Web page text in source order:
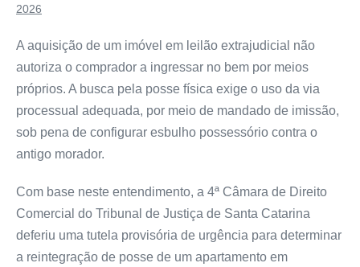
2026
A aquisição de um imóvel em leilão extrajudicial não
autoriza o comprador a ingressar no bem por meios
próprios. A busca pela posse física exige o uso da via
processual adequada, por meio de mandado de imissão,
sob pena de configurar esbulho possessório contra o
antigo morador.
Com base neste entendimento, a 4ª Câmara de Direito
Comercial do Tribunal de Justiça de Santa Catarina
deferiu uma tutela provisória de urgência para determinar
a reintegração de posse de um apartamento em